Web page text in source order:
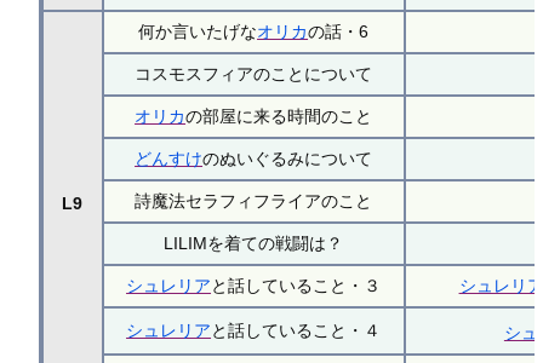
L9
何か言いたげなオリカの話・6
コスモスフィアのことについて
オリカの部屋に来る時間のこと
どんすけのぬいぐるみについて
詩魔法セラフィフライアのこと
LILIMを着ての戦闘は？
シュレリアと話していること・３ シュレリア
シュレリアと話していること・４ シュ